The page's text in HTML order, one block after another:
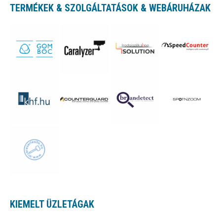
TERMÉKEK & SZOLGÁLTATÁSOK & WEBÁRUHÁZAK
KIEMELT ÜZLETÁGAK